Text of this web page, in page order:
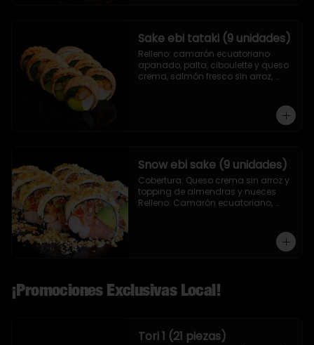
Sake ebi tataki (9 unidades)
Relleno: camarón ecuatoriano
apanado, palta, ciboulette y queso
crema, salmón fresco sin arroz,
Snow ebi sake (9 unidades)
Cobertura: Queso crema sin arroz y
topping de almendras y nueces
Relleno: Camarón ecuatoriano,
¡Promociones Exclusivas Local!
Tori 1 (21 piezas)